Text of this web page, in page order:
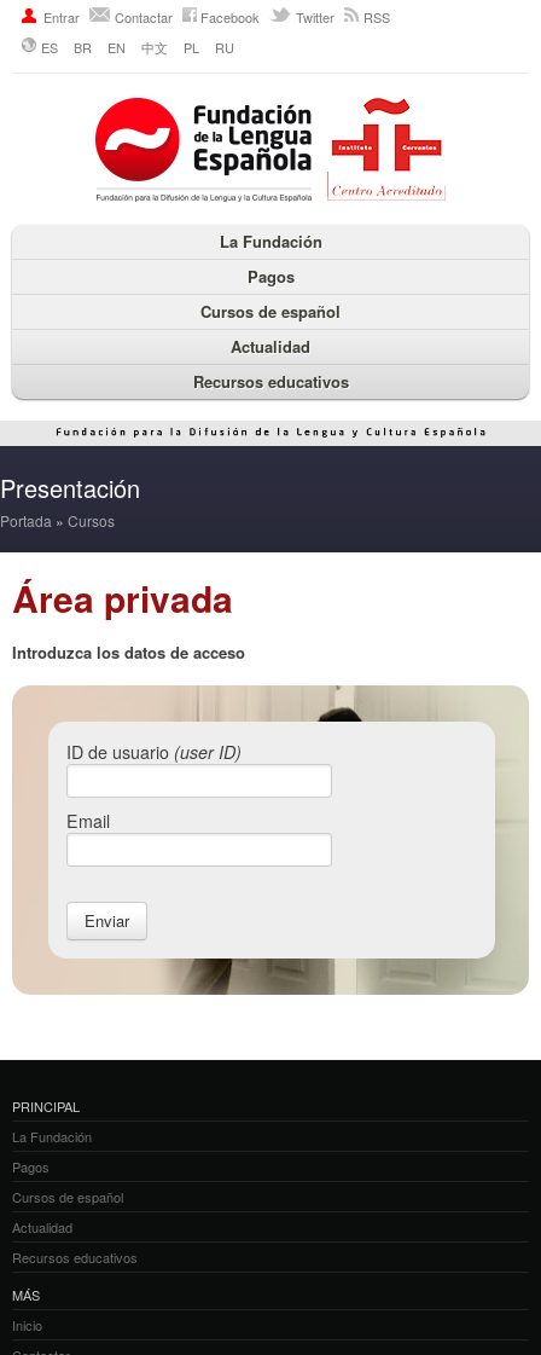
Entrar Contactar Facebook Twitter
RSS
ES
BR EN 中文 PL RU
La Fundación
Pagos
Cursos de español
Actualidad
Recursos educativos
Presentación
Portada » Cursos
Área privada
Introduzca los datos de acceso
ID de usuario (user ID)
Email
PRINCIPAL
La Fundación
Pagos
Cursos de español
Actualidad
Recursos educativos
MÁS
Inicio